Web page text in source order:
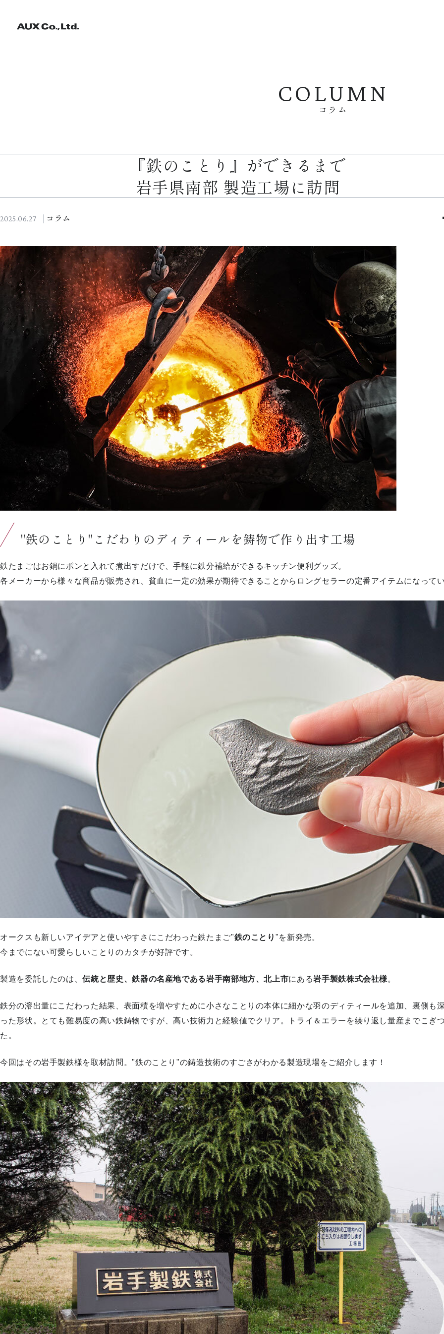
COLUMN
コラム
『鉄のことり』ができるまで
岩手県南部 製造工場に訪問
2025.06.27 コラム
"鉄のことり"こだわりのディティールを鋳物で作り出す工場
鉄たまごはお鍋にポンと入れて煮出すだけで、手軽に鉄分補給ができるキッチン便利グッズ。
各メーカーから様々な商品が販売され、貧血に一定の効果が期待できることからロングセラーの定番アイテムになって
オークスも新しいアイデアと使いやすさにこだわった鉄たまご"鉄のことり "を新発売。
今までにない可愛らしいことりのカタチが好評です。
製造を委託したのは、伝統と歴史、鉄器の名産地である岩手南部地方、北上市にある岩手製鉄株式会社様。
鉄分の溶出量にこだわった結果、表面積を増やすために小さなことりの本体に細かな羽のディティールを追加、裏側も
った形状。とても難易度の高い鉄鋳物ですが、高い技術力と経験値でクリア。トライ＆エラーを繰り返し量産までこぎ
た。
今回はその岩手製鉄様を取材訪問。"鉄のことり"の鋳造技術のすごさがわかる製造現場をご紹介します！